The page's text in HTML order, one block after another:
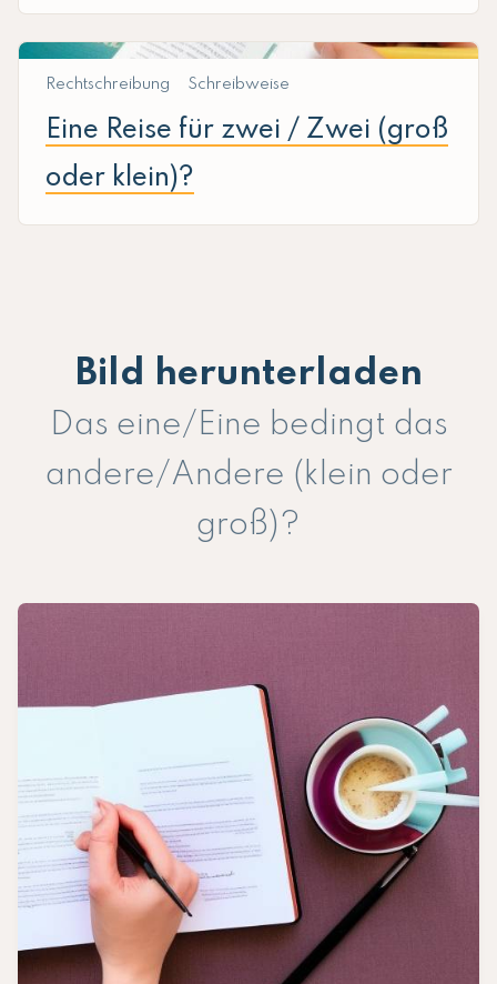
Rechtschreibung Schreibweise
Eine Reise für zwei / Zwei (groß
oder klein)?
Bild herunterladen
Das eine/Eine bedingt das
andere/Andere (klein oder
groß)?